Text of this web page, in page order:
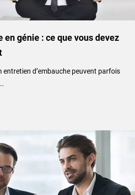
génie : ce que vous devez
entretien d’embauche peuvent parfois